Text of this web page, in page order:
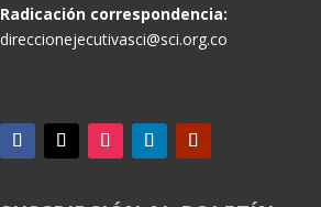
Radicación correspondencia:
direccionejecutivasci@sci.org.co